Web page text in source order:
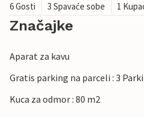
6 Gosti 3 Spavaće sobe 1
Značajke
Aparat za kavu
Gratis parking na parceli : 3
Kuca za odmor : 80 m2